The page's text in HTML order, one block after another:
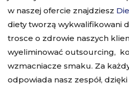
w naszej ofercie znajdziesz
diety tworzą wykwalifikowani
trosce o zdrowie naszych
wyeliminować outsourcing,
wzmacniacze smaku. Za
odpowiada nasz zespół,